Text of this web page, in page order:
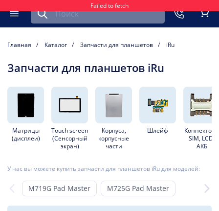
Failed to fetch
Меню
Найти запчасть для мобильного устройства
Главная Каталог Запчасти для планшетов iRu
Запчасти для планшетов iRu
Матрицы
(дисплеи)
Touch screen
(Сенсорный
экран)
Корпуса,
корпусные
части
Шлейф
Коннекторы
SIM, LCD,
АКБ
У нас вы можете купить запчасти для планшетов iRu для моделей:
M719G Pad Master M725G Pad Master